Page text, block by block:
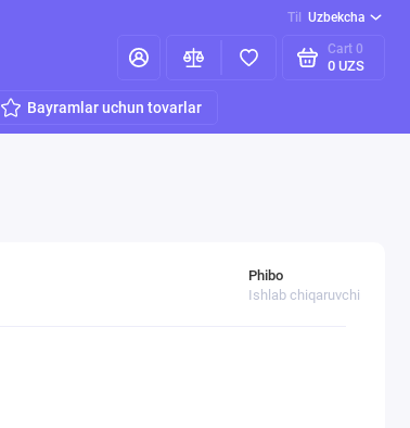
Til Uzbekcha
Cart 0
0 UZS
Bayramlar uchun tovarlar
Phibo
Ishlab chiqaruvchi